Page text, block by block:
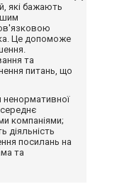
які бажають
Це допоможе
та
питань, що
ненормативної
компаніями;
діяльність
посилань на
та